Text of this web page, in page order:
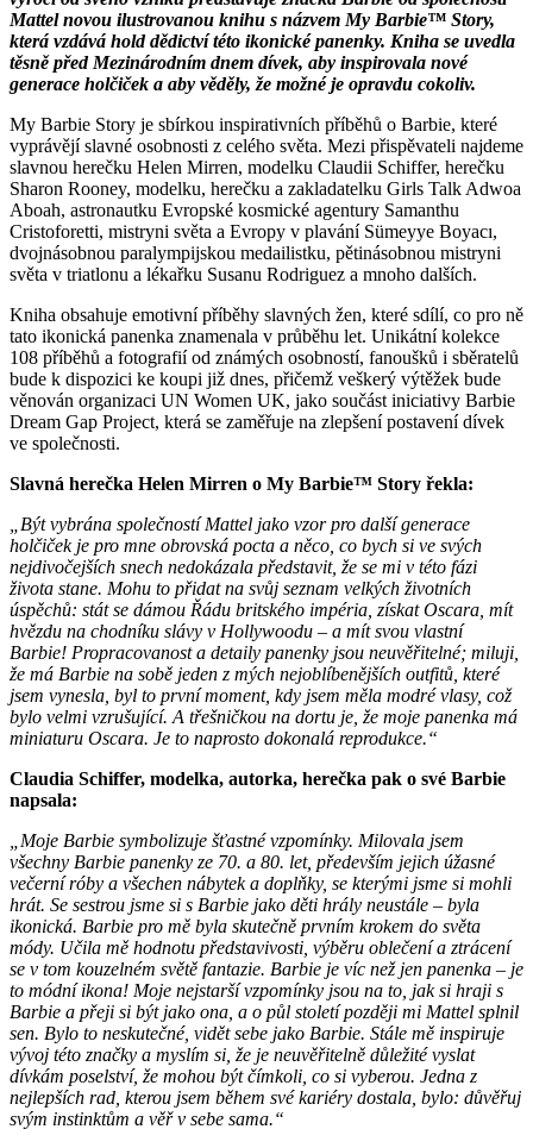
Mattel novou ilustrovanou knihu s názvem My Barbie™ Story,
která vzdává hold dědictví této ikonické panenky. Kniha se uvedla
těsně před Mezinárodním dnem dívek, aby inspirovala nové
generace holčiček a aby věděly, že možné je opravdu cokoliv.
My Barbie Story je sbírkou inspirativních příběhů o Barbie, které
vyprávějí slavné osobnosti z celého světa. Mezi přispěvateli najdeme
slavnou herečku Helen Mirren, modelku Claudii Schiffer, herečku
Sharon Rooney, modelku, herečku a zakladatelku Girls Talk Adwoa
Aboah, astronautku Evropské kosmické agentury Samanthu
Cristoforetti, mistryni světa a Evropy v plavání Sümeyye Boyacı,
dvojnásobnou paralympijskou medailistku, pětinásobnou mistryni
světa v triatlonu a lékařku Susanu Rodriguez a mnoho dalších.
Kniha obsahuje emotivní příběhy slavných žen, které sdílí, co pro ně
tato ikonická panenka znamenala v průběhu let. Unikátní kolekce
108 příběhů a fotografií od známých osobností, fanoušků i sběratelů
bude k dispozici ke koupi již dnes, přičemž veškerý výtěžek bude
věnován organizaci UN Women UK, jako součást iniciativy Barbie
Dream Gap Project, která se zaměřuje na zlepšení postavení dívek
ve společnosti.
Slavná herečka Helen Mirren o My Barbie™ Story řekla:
„Být vybrána společností Mattel jako vzor pro další generace
holčiček je pro mne obrovská pocta a něco, co bych si ve svých
nejdivočejších snech nedokázala představit, že se mi v této fázi
života stane. Mohu to přidat na svůj seznam velkých životních
úspěchů: stát se dámou Řádu britského impéria, získat Oscara, mít
hvězdu na chodníku slávy v Hollywoodu – a mít svou vlastní
Barbie! Propracovanost a detaily panenky jsou neuvěřitelné; miluji,
že má Barbie na sobě jeden z mých nejoblíbenějších outfitů, které
jsem vynesla, byl to první moment, kdy jsem měla modré vlasy, což
bylo velmi vzrušující. A třešničkou na dortu je, že moje panenka má
miniaturu Oscara. Je to naprosto dokonalá reprodukce.“
Claudia Schiffer, modelka, autorka, herečka pak o své Barbie
napsala:
„Moje Barbie symbolizuje šťastné vzpomínky. Milovala jsem
všechny Barbie panenky ze 70. a 80. let, především jejich úžasné
večerní róby a všechen nábytek a doplňky, se kterými jsme si mohli
hrát. Se sestrou jsme si s Barbie jako děti hrály neustále – byla
ikonická. Barbie pro mě byla skutečně prvním krokem do světa
módy. Učila mě hodnotu představivosti, výběru oblečení a ztrácení
se v tom kouzelném světě fantazie. Barbie je víc než jen panenka – je
to módní ikona! Moje nejstarší vzpomínky jsou na to, jak si hraji s
Barbie a přeji si být jako ona, a o půl století později mi Mattel splnil
sen. Bylo to neskutečné, vidět sebe jako Barbie. Stále mě inspiruje
vývoj této značky a myslím si, že je neuvěřitelně důležité vyslat
dívkám poselství, že mohou být čímkoli, co si vyberou. Jedna z
nejlepších rad, kterou jsem během své kariéry dostala, bylo: důvěřuj
svým instinktům a věř v sebe sama.“